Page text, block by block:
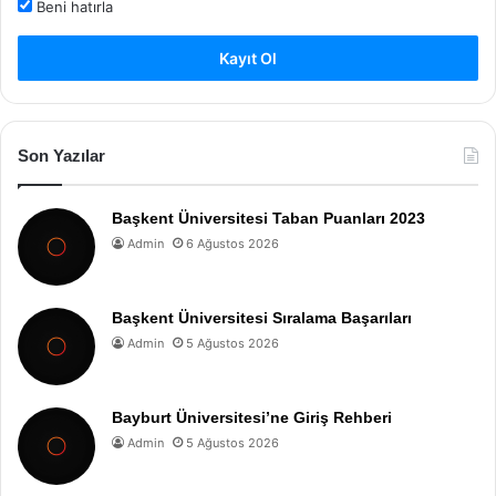
Beni hatırla
Kayıt Ol
Son Yazılar
Başkent Üniversitesi Taban Puanları 2023
Admin 6 Ağustos 2026
Başkent Üniversitesi Sıralama Başarıları
Admin 5 Ağustos 2026
Bayburt Üniversitesi’ne Giriş Rehberi
Admin 5 Ağustos 2026